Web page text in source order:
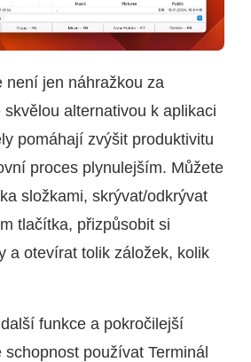
není jen náhražkou za
skvělou alternativou k aplikaci
pomáhají zvýšit produktivitu
proces plynulejším. Můžete
složkami, skrývat/odkrývat
tlačítka, přizpůsobit si
a otevírat tolik záložek, kolik
funkce a pokročilejší
používat Terminál